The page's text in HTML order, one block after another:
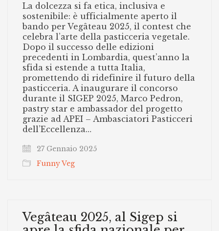
La dolcezza si fa etica, inclusiva e
sostenibile: è ufficialmente aperto il
bando per Vegâteau 2025, il contest che
celebra l’arte della pasticceria vegetale.
Dopo il successo delle edizioni
precedenti in Lombardia, quest’anno la
sfida si estende a tutta Italia,
promettendo di ridefinire il futuro della
pasticceria. A inaugurare il concorso
durante il SIGEP 2025, Marco Pedron,
pastry star e ambassador del progetto
grazie ad APEI – Ambasciatori Pasticceri
dell’Eccellenza…
27 Gennaio 2025
Funny Veg
Vegâteau 2025, al Sigep si